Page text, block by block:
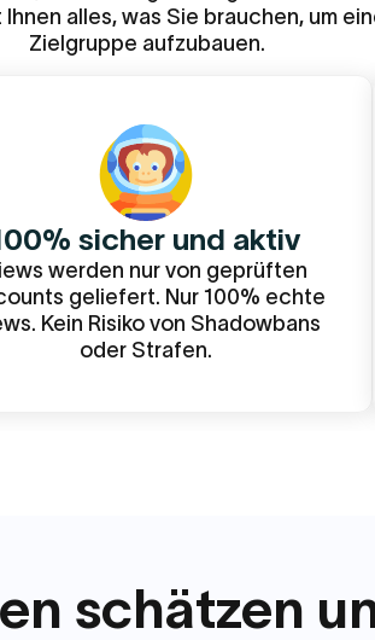
alles, was Sie brauchen, um
Zielgruppe aufzubauen.
sicher und aktiv
werden nur von geprüften
geliefert. Nur 100% echte
Kein Risiko von Shadowbans
oder Strafen.
schätzen